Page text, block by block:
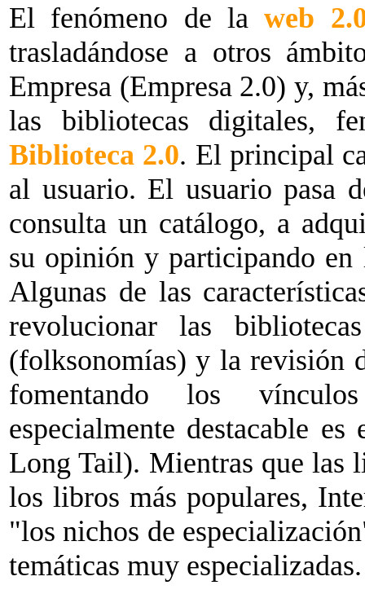
El fenómeno de laweb
trasladándose a otros
Empresa (Empresa 2.0) y,
las bibliotecas digitales,
Biblioteca 2.0. El principal
al usuario. El usuario pasa
consulta un catálogo, a
su opinión y participando en
Algunas de las
revolucionar las
(folksonomías) y la revisión
fomentando los
especialmente destacable
Long Tail). Mientras que las
los libros más populares,
"los nichos de
temáticas muy especializadas.